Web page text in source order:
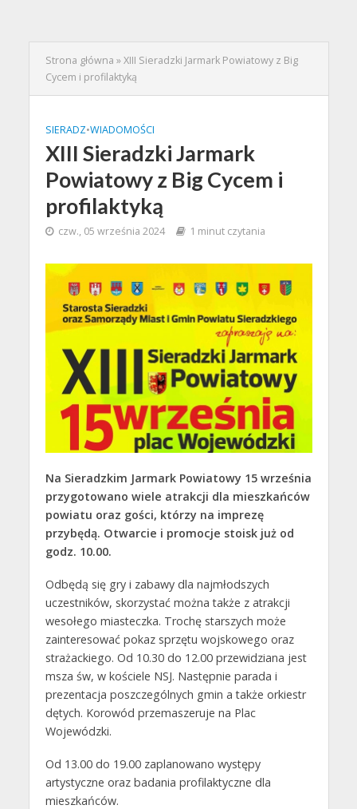
Strona główna »XIII Sieradzki Jarmark Powiatowy z Big
Cycem i profilaktyką
SIERADZ•WIADOMOŚCI
XIII Sieradzki Jarmark
Powiatowy z Big Cycem i
profilaktyką
czw., 05 września 2024 1 minut czytania
Na Sieradzkim Jarmark Powiatowy 15 września
przygotowano wiele atrakcji dla mieszkańców
powiatu oraz gości, którzy na imprezę
przybędą. Otwarcie i promocje stoisk już od
godz. 10.00.
Odbędą się gry i zabawy dla najmłodszych
uczestników, skorzystać można także z atrakcji
wesołego miasteczka. Trochę starszych może
zainteresować pokaz sprzętu wojskowego oraz
strażackiego. Od 10.30 do 12.00 przewidziana jest
msza św, w kościele NSJ. Następnie parada i
prezentacja poszczególnych gmin a także orkiestr
dętych. Korowód przemaszeruje na Plac
Wojewódzki.
Od 13.00 do 19.00 zaplanowano występy
artystyczne oraz badania profilaktyczne dla
mieszkańców.